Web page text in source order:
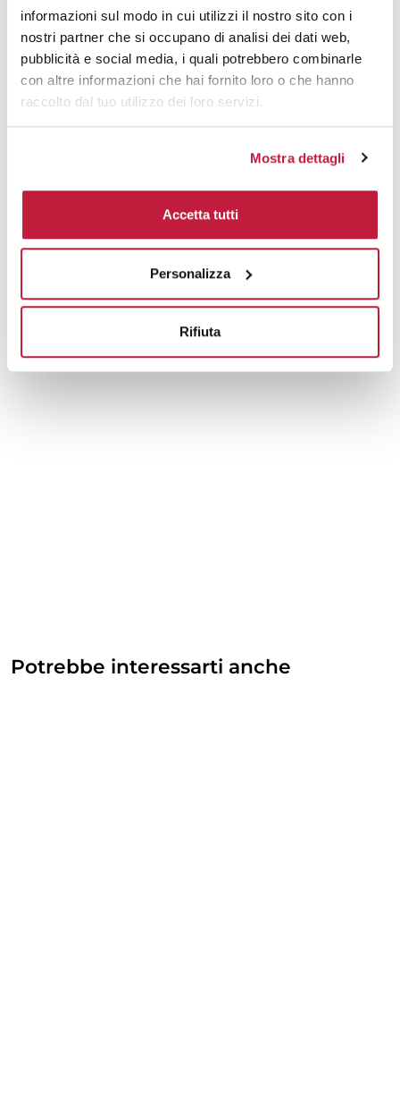
informazioni sul modo in cui utilizzi il nostro sito con i
nostri partner che si occupano di analisi dei dati web,
pubblicità e social media, i quali potrebbero combinarle
con altre informazioni che hai fornito loro o che hanno
raccolto dal tuo utilizzo dei loro servizi.
Mostra dettagli
Accetta tutti
Personalizza
Rifiuta
Prodotti alternativi
Potrebbe interessarti anche